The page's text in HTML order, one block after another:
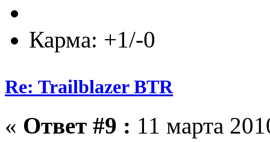
Карма: +1/-0
Re: Trailblazer BTR
« Ответ #9 : 11 марта